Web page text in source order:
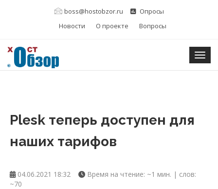
boss@hostobzor.ru
Опросы
Новости
О проекте Вопросы
Plesk теперь доступен для
наших тарифов
04.06.2021 18:32
Время на чтение: ~1 мин. | слов:
~70